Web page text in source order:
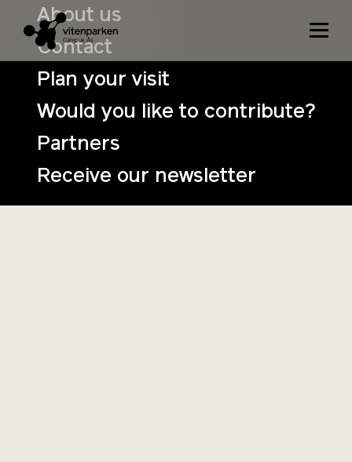
About us
Contact
Plan your visit
Would you like to contribute?
Partners
Receive our newsletter
Plant heritage